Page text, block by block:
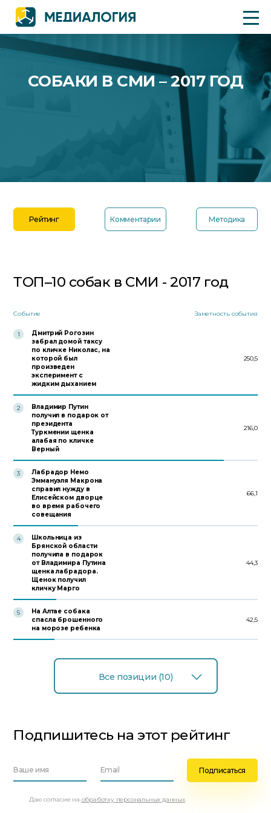
СОБАКИ В СМИ – 2017 ГОД
Рейтинг Комментарии Методика
ТОП–10 собак в СМИ - 2017 год
Событие Заметность события
1
Дмитрий Рогозин
забрал домой таксу
по кличке Николас, на
которой был
произведен
эксперимент с
жидким дыханием
250,5
2
Владимир Путин
получил в подарок от
президента
Туркмении щенка
алабая по кличке
Верный
216,0
3
Лабрадор Немо
Эммануэля Макрона
справил нужду в
Елисейском дворце
во время рабочего
совещания
66,1
4
Школьница из
Брянской области
получила в подарок
от Владимира Путина
щенка лабрадора.
Щенок получил
кличку Марго
44,3
5
На Алтае собака
спасла брошенного
на морозе ребенка
42,5
Все позиции (10)
Подпишитесь на этот рейтинг
Даю согласие на обработку персональных данных.